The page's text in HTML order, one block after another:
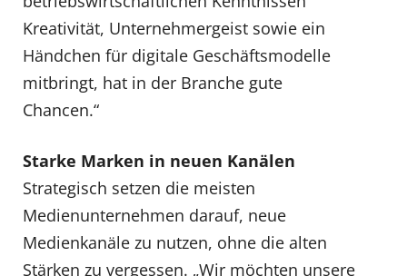
Kreativität, Unternehmergeist sowie ein
Händchen für digitale Geschäftsmodelle
mitbringt, hat in der Branche gute
Chancen.“
Starke Marken in neuen Kanälen
Strategisch setzen die meisten
Medienunternehmen darauf, neue
Medienkanäle zu nutzen, ohne die alten
Stärken zu vergessen. „Wir möchten unsere